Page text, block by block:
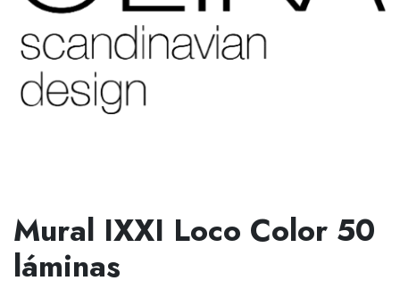
Mural IXXI Loco Color 50
láminas